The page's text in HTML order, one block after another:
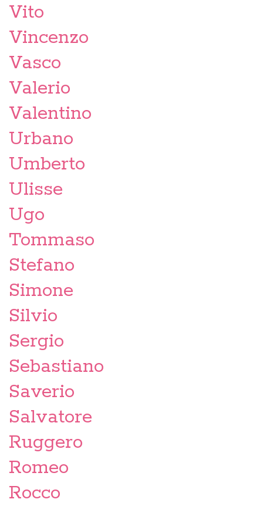
Vito
Vincenzo
Vasco
Valerio
Valentino
Urbano
Umberto
Ulisse
Ugo
Tommaso
Stefano
Simone
Silvio
Sergio
Sebastiano
Saverio
Salvatore
Ruggero
Romeo
Rocco